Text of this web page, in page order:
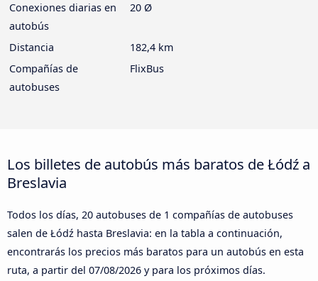
Conexiones diarias en
autobús
20 Ø
Distancia
182,4 km
Compañías de
autobuses
FlixBus
Los billetes de autobús más baratos de Łódź a
Breslavia
Todos los días, 20 autobuses de 1 compañías de autobuses
salen de Łódź hasta Breslavia: en la tabla a continuación,
encontrarás los precios más baratos para un autobús en esta
ruta, a partir del 07/08/2026 y para los próximos días.